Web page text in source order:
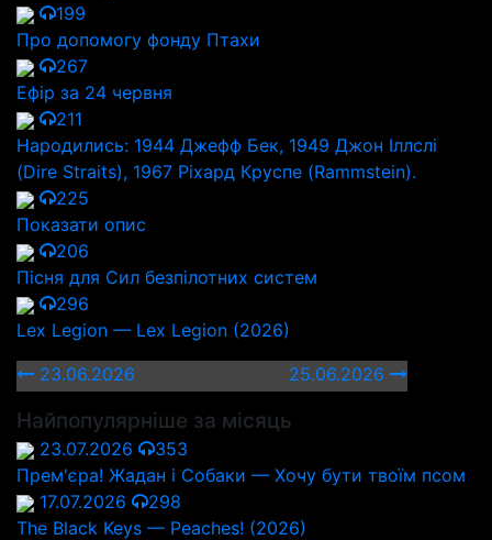
199
Про допомогу фонду Птахи
267
Ефір за 24 червня
211
Народились: 1944 Джефф Бек, 1949 Джон Іллслі
(Dire Straits), 1967 Ріхард Круспе (Rammstein).
225
Показати опис
206
Пісня для Сил безпілотних систем
296
Lex Legion — Lex Legion (2026)
23.06.2026
25.06.2026
Найпопулярніше за місяць
23.07.2026
353
Прем'єра! Жадан і Собаки — Хочу бути твоїм псом
17.07.2026
298
The Black Keys — Peaches! (2026)